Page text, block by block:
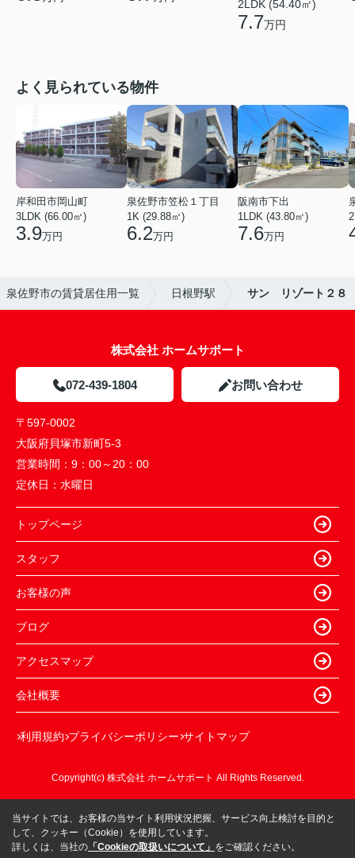
2LDK (54.40㎡)
7.7万円
よく見られている物件
岸和田市岡山町
3LDK (66.00㎡)
3.9万円
泉佐野市笠松１丁目
1K (29.88㎡)
6.2万円
阪南市下出
1LDK (43.80㎡)
7.6万円
泉佐野市の賃貸居住用一覧 日根野駅 サン リゾート２８
株式会社 ホームサポート
072-439-1804 お問い合わせ
〒597-0002
大阪府貝塚市新町5-3
営業時間： 9：00～20：00
定休日： 水曜日
トップページ
スタッフ
お客様の声
ブログ
アクセスマップ
会社概要
利用規約 プライバシーポリシー サイトマップ
Copyright(c) 株式会社 ホームサポート All Rights Reserved.
当サイトでは、お客様の当サイト利用状況把握、サービス向上検討を目的と
して、クッキー（Cookie）を使用しています。
詳しくは、当社の 「Cookieの取扱いについて」 をご確認ください。